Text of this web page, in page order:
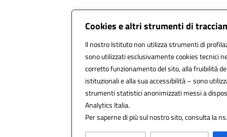
Cookies e altri strumenti di
Il nostro Istituto non utilizza strumenti di
sono utilizzati esclusivamente cookies tecnici
corretto funzionamento del sito, alla fruibilità
istituzionali e alla sua accessibilità – sono
strumenti statistici anonimizzati messi a
Analytics Italia.
Per saperne di più sul nostro sito, consulta la ns.